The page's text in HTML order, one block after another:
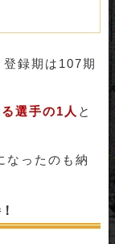
録期は107期
選手の1人 と
なったのも納